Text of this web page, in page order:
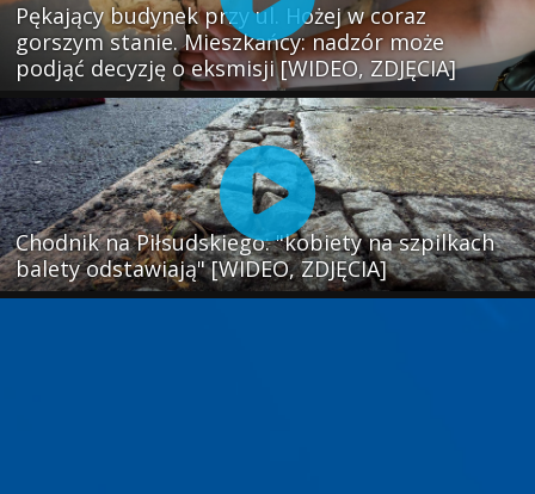
Pękający budynek przy ul. Hożej w coraz
gorszym stanie. Mieszkańcy: nadzór może
podjąć decyzję o eksmisji [WIDEO, ZDJĘCIA]
Chodnik na Piłsudskiego: "kobiety na szpilkach
balety odstawiają" [WIDEO, ZDJĘCIA]